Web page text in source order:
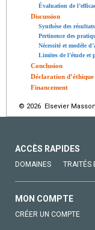
Évaluation de
Discussion
Synthèse des
Pertinence des
Nécessité et modèle
Limites de l’étude et
Conclusion
Déclaration
Financement
© 2026 Elsevier
ACCÈS RAPIDES
DOMAINES TRAITÉS
MON COMPTE
CRÉER UN COMPTE